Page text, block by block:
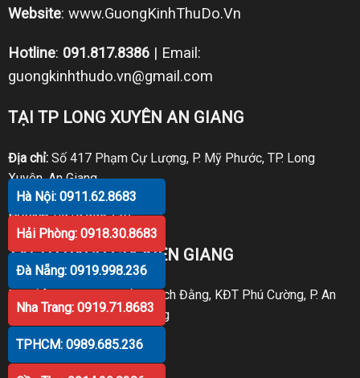
Website: www.GuongKinhThuDo.Vn
Hotline: 091.817.8386| Email:
guongkinhthudo.vn@gmail.com
TẠI TP LONG XUYÊN AN GIANG
Địa chỉ:Số 417 Phạm Cự Lượng, P. Mỹ Phước, TP. Long
Xuyên, An Giang
Hotline: 0919.998.236
TẠI TP RẠCH GIÁ KIÊN GIANG
Địa chỉ:
P30 Căn 07 Trần Bạch Đằng, KĐT Phú Cường, P. An
Hòa, TP. Rạch Giá, Kiên Giang
Hotline: 0919.998.236
Hà Nội: 0911.62.8683
Hải Phòng: 0918.30.8683
Đà Nẵng: 0919.998.236
Nha Trang: 0919.71.8683
TPHCM: 0989.685.236